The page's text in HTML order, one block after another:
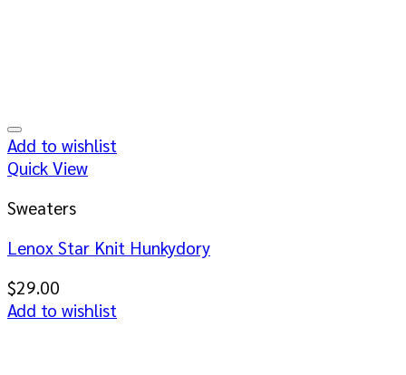
Add to wishlist
Quick View
Sweaters
Lenox Star Knit Hunkydory
$29.00
Add to wishlist